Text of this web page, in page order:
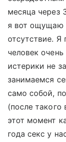
месяца через
я вот ощущаю
отсутствие.
человек
истерики не
занимаемся
само собой,
(после
этот момент
года секс у